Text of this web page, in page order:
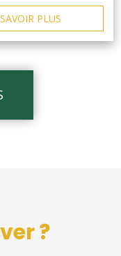
PLUS
?